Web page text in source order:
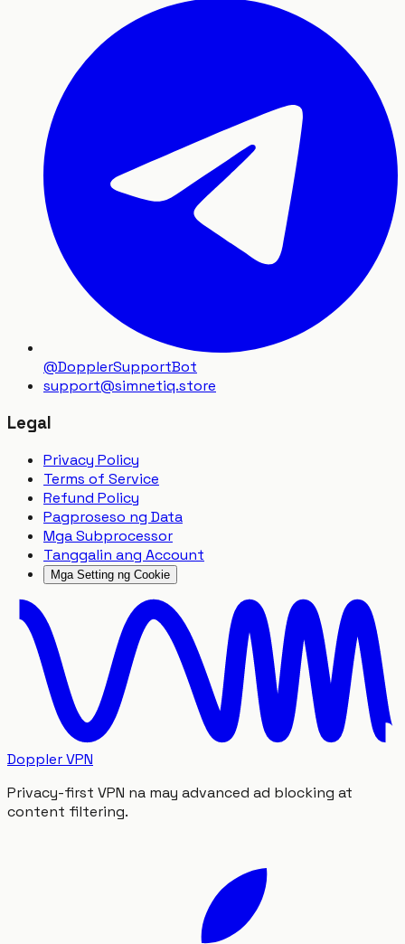
@DopplerSupportBot
support@simnetiq.store
Legal
Privacy Policy
Terms of Service
Refund Policy
Pagproseso ng Data
Mga Subprocessor
Tanggalin ang Account
Mga Setting ng Cookie
Doppler VPN
Privacy-first VPN na may advanced ad blocking at
content filtering.